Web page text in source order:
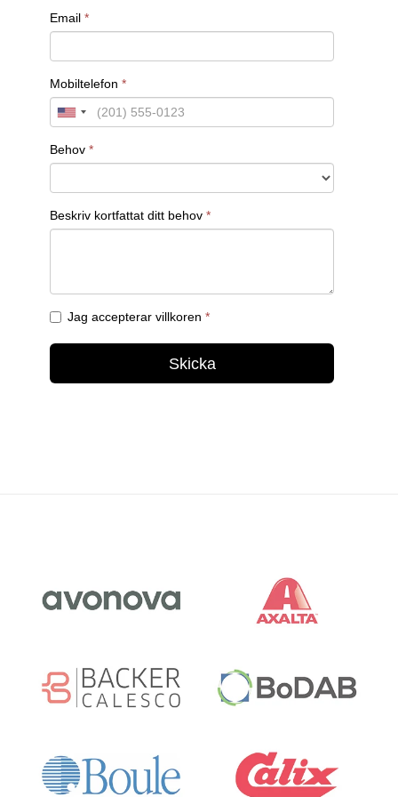
koldioxidutsläpp rekryterar allt fler specialister
företag att uppfylla de internationella krav och
standarder som ställs, samtidigt som de
positionerar sig som ledande inom
hållbarhetsområdet.
Sociala medier spelar också en viktig roll för att
rekrytera it-säkerhetsspecialister och ingenjörer
inom energisektorn. Genom att använda sociala
överväga en karriär inom energisektorn.
Framtidsutsikter för energisektorn
förnybar energi kommer att vara avgörande för att
klara av denna omställning.
rekrytera it-specialister som kan säkerställa att
de digitala systemen för energiproduktion och
säkerhetsspecialister med rätt kompetens
kommer att vara avgörande för att skydda dessa